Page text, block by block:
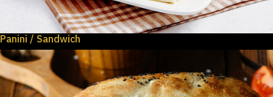
Panini / Sandwich